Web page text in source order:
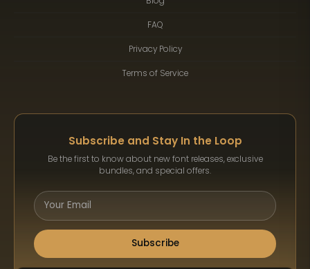
FAQ
Privacy Policy
Terms of Service
Subscribe and Stay In the Loop
Be the first to know about new font releases, exclusive
bundles, and special offers.
Subscribe